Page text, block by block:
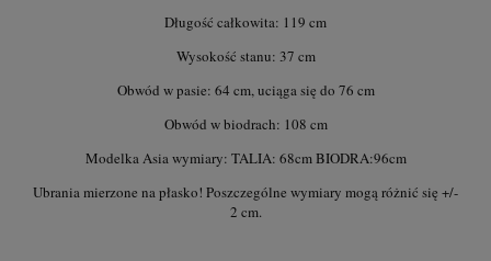
Długość całkowita: 119 cm
Wysokość stanu: 37 cm
Obwód w pasie: 64 cm, uciąga się do 76 cm
Obwód w biodrach: 108 cm
Modelka Asia wymiary: TALIA: 68cm BIODRA:96cm
Ubrania mierzone na płasko! Poszczególne wymiary mogą różnić się +/-
2 cm.